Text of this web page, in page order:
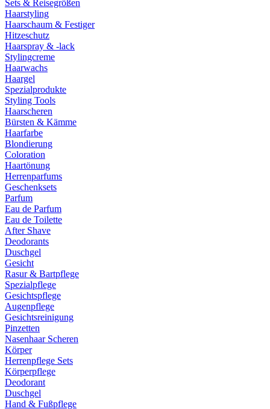
Sets & Reisegrößen
Haarstyling
Haarschaum & Festiger
Hitzeschutz
Haarspray & -lack
Stylingcreme
Haarwachs
Haargel
Spezialprodukte
Styling Tools
Haarscheren
Bürsten & Kämme
Haarfarbe
Blondierung
Coloration
Haartönung
Herrenparfums
Geschenksets
Parfum
Eau de Parfum
Eau de Toilette
After Shave
Deodorants
Duschgel
Gesicht
Rasur & Bartpflege
Spezialpflege
Gesichtspflege
Augenpflege
Gesichtsreinigung
Pinzetten
Nasenhaar Scheren
Körper
Herrenpflege Sets
Körperpflege
Deodorant
Duschgel
Hand & Fußpflege